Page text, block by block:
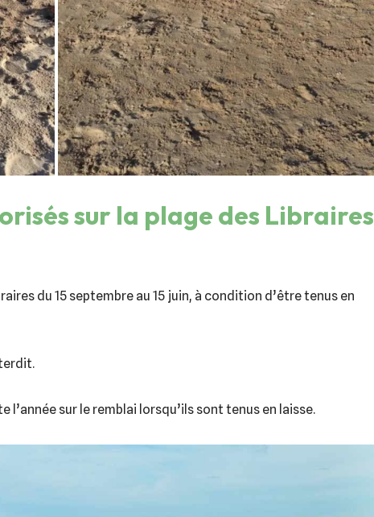
sur la plage des Libraires
du 15 septembre au 15 juin, à condition d’être tenus en
sur le remblai lorsqu’ils sont tenus en laisse.